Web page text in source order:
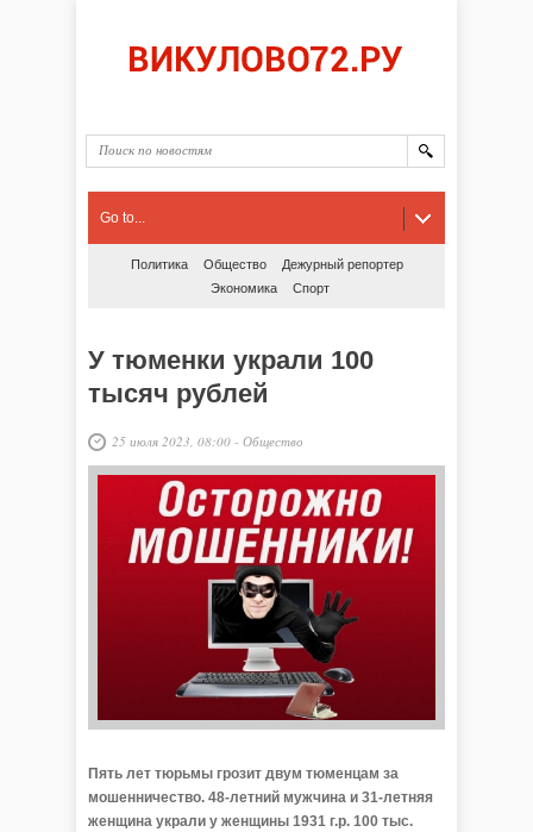
Go to...
Политика Общество
Дежурный репортер
Экономика
Спорт
У тюменки украли 100
тысяч рублей
25 июля 2023, 08:00 - Общество
Пять лет тюрьмы грозит двум тюменцам за
мошенничество. 48-летний мужчина и 31-летняя
женщина украли у женщины 1931 г.р. 100 тыс.